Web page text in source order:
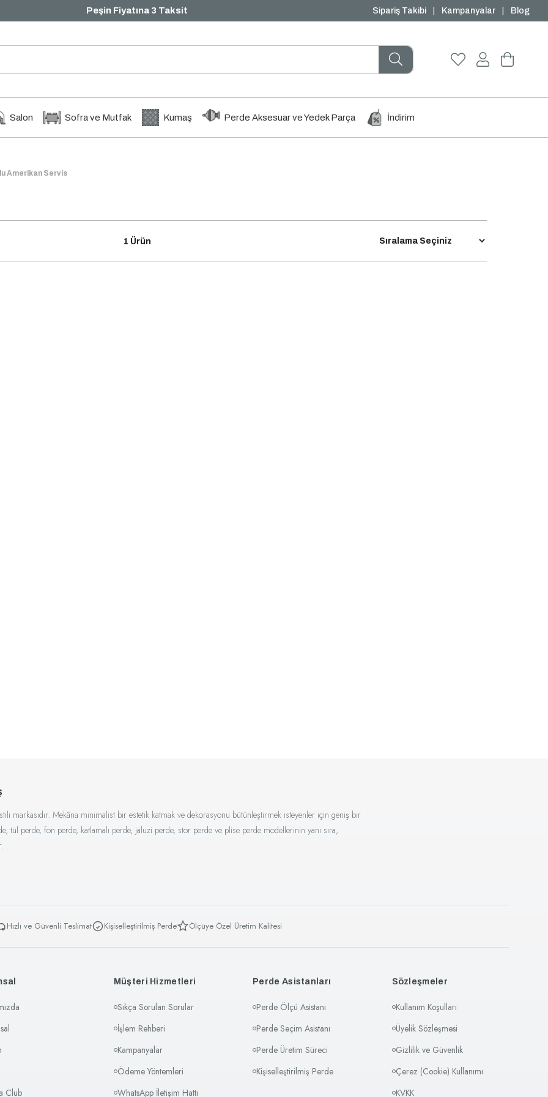
Peşin Fiyatına 3 Taksit ₺1000 ve Üzeri Ücretsiz Kargo
Sipariş Takibi Kampanyalar Blog
Salon Sofra ve Mutfak Kumaş Perde Aksesuar ve Yedek Parça İndirim
Amerikan Servis
1 Ürün
markasıdır. Mekâna minimalist bir estetik katmak ve dekorasyonu bütünleştirmek isteyenler için geniş bir
perde, fon perde, katlamalı perde, jaluzi perde, stor perde ve plise perde modellerinin yanı sıra,
Hızlı ve Güvenli Teslimat Kişiselleştirilmiş Perde Ölçüye Özel Üretim Kalitesi
Club
Müşteri Hizmetleri
Sıkça Sorulan Sorular
İşlem Rehberi
Kampanyalar
Ödeme Yöntemleri
WhatsApp İletişim Hattı
Perde Asistanları
Perde Ölçü Asistanı
Perde Seçim Asistanı
Perde Üretim Süreci
Kişiselleştirilmiş Perde
Sözleşmeler
Kullanım Koşulları
Üyelik Sözleşmesi
Gizlilik ve Güvenlik
Çerez (Cookie) Kullanımı
KVKK